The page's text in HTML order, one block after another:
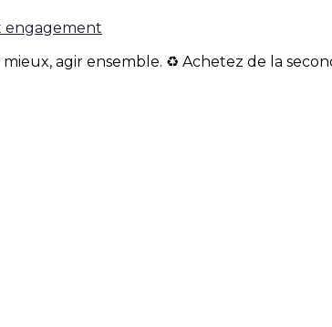
engagement
agir ensemble. ♻️ Achetez de la